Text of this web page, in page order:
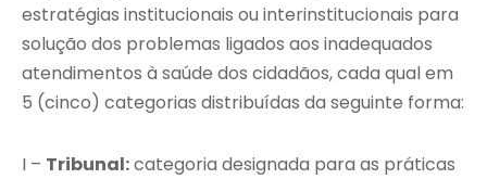
estratégias institucionais ou interinstitucionais para
solução dos problemas ligados aos inadequados
atendimentos à saúde dos cidadãos, cada qual em
5 (cinco) categorias distribuídas da seguinte forma:
I – Tribunal:categoria designada para as práticas